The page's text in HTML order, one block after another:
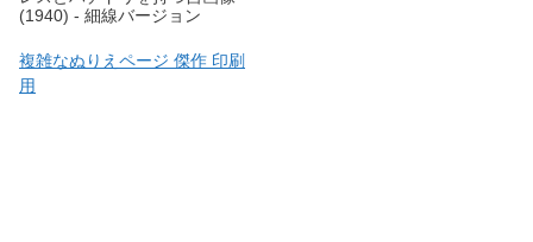
(1940) - 細線バージョン
複雑なぬりえページ 傑作 印刷
用